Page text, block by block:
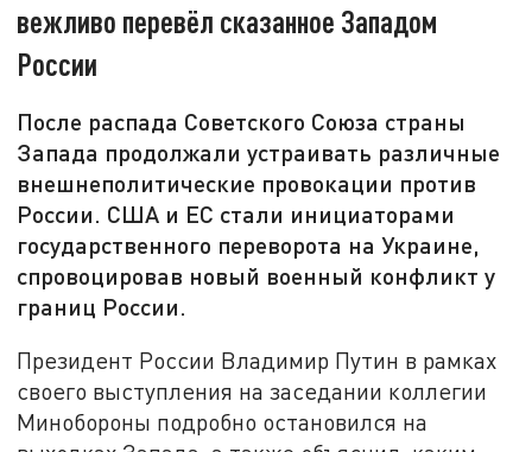
вежливо перевёл сказанное Западом
России
После распада Советского Союза страны
Запада продолжали устраивать различные
внешнеполитические провокации против
России. США и ЕС стали инициаторами
государственного переворота на Украине,
спровоцировав новый военный конфликт у
границ России.
Президент России Владимир Путин в рамках
своего выступления на заседании коллегии
Минобороны подробно остановился на